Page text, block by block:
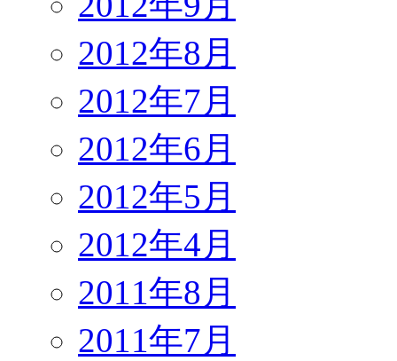
2012年8月
2012年7月
2012年6月
2012年5月
2012年4月
2011年8月
2011年7月